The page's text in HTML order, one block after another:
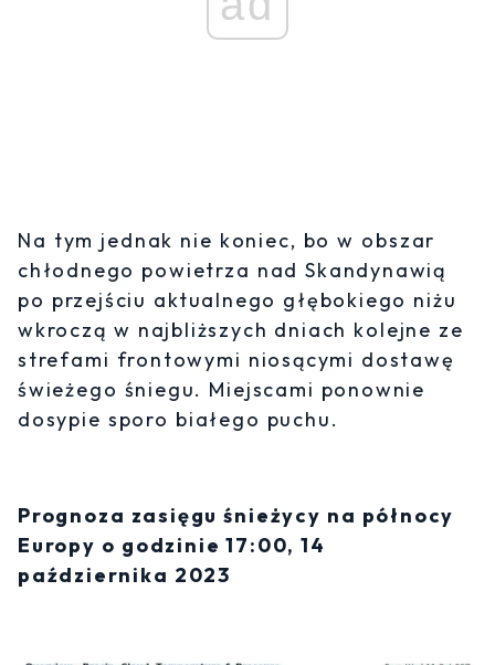
Na tym jednak nie koniec, bo w obszar
chłodnego powietrza nad Skandynawią
po przejściu aktualnego głębokiego niżu
wkroczą w najbliższych dniach kolejne ze
strefami frontowymi niosącymi dostawę
świeżego śniegu. Miejscami ponownie
dosypie sporo białego puchu.
Prognoza zasięgu śnieżycy na północy
Europy o godzinie 17:00, 14
października 2023